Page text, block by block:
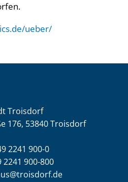
ueber/
Troisdorf
176, 53840 Troisdorf
2241 900-0
2241 900-800